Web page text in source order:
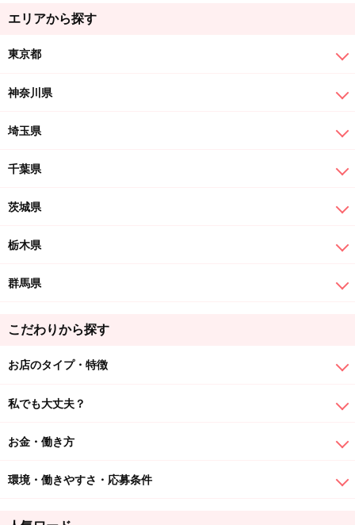
エリアから探す
東京都
神奈川県
埼玉県
千葉県
茨城県
栃木県
群馬県
こだわりから探す
お店のタイプ・特徴
私でも大丈夫？
お金・働き方
環境・働きやすさ・応募条件